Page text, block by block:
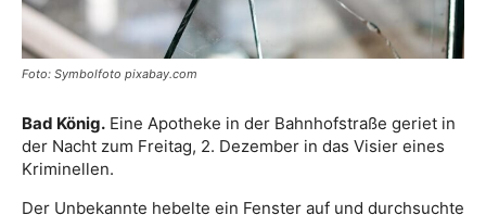
Foto: Symbolfoto pixabay.com
Bad König. Eine Apotheke in der Bahnhofstraße geriet in
der Nacht zum Freitag, 2. Dezember in das Visier eines
Kriminellen.
Der Unbekannte hebelte ein Fenster auf und durchsuchte